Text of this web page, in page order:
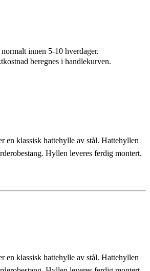
innen 5-10 hverdager.
beregnes i handlekurven.
en klassisk hattehylle av stål. Hattehyllen
Hyllen leveres ferdig montert.
en klassisk hattehylle av stål. Hattehyllen